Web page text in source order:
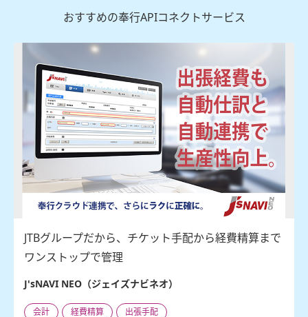
おすすめの奉行APIコネクトサービス
JTBグループだから、チケット手配から経費精算まで
ワンストップで管理
J'sNAVI NEO（ジェイズナビネオ）
会計 経費精算 出張手配